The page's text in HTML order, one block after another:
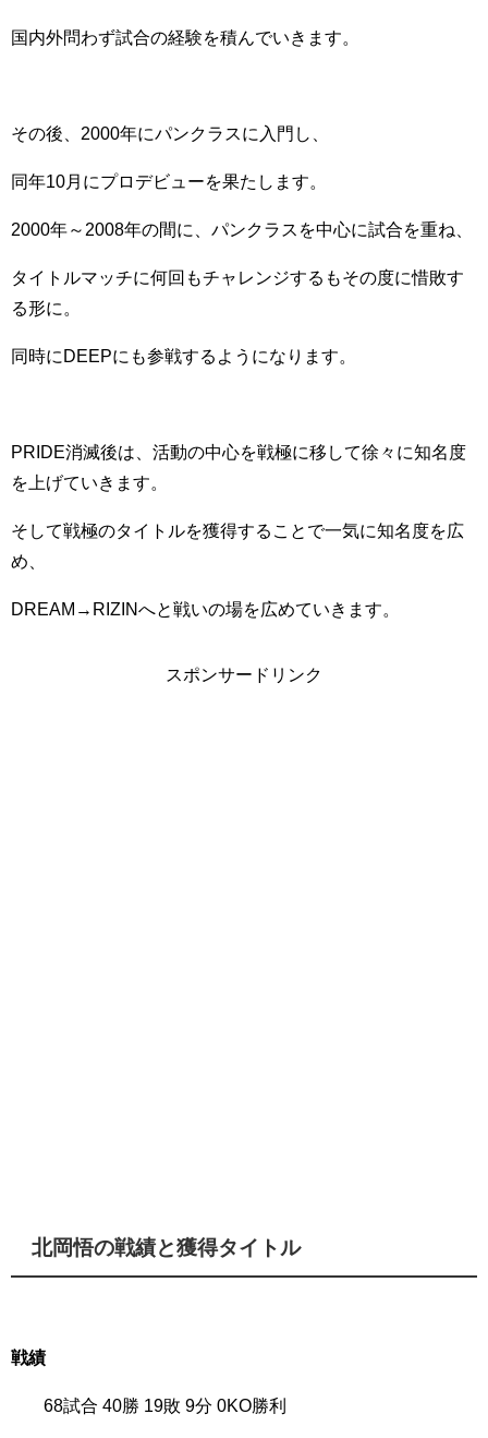
国内外問わず試合の経験を積んでいきます。
その後、2000年にパンクラスに入門し、
同年10月にプロデビューを果たします。
2000年～2008年の間に、パンクラスを中心に試合を重ね、
タイトルマッチに何回もチャレンジするもその度に惜敗す
る形に。
同時にDEEPにも参戦するようになります。
PRIDE消滅後は、活動の中心を戦極に移して徐々に知名度
を上げていきます。
そして戦極のタイトルを獲得することで一気に知名度を広
め、
DREAM→RIZINへと戦いの場を広めていきます。
スポンサードリンク
北岡悟の戦績と獲得タイトル
戦績
68試合 40勝 19敗 9分 0KO勝利